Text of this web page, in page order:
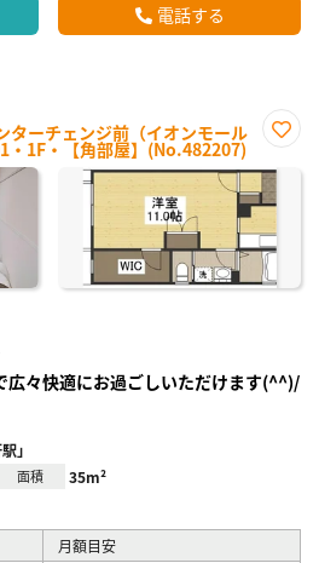
電話する
ターチェンジ前（イオンモール
・1F・【角部屋】(No.482207)
に入
り登
録
広々快適にお過ごしいただけます(^^)/
」
面積 35m²
月額目安